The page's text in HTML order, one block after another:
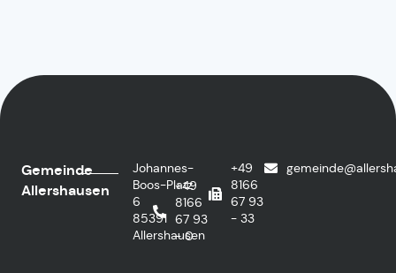
Gemeinde
Allershausen
Johannes-
Boos-Platz
6
85391
Allershausen
+49
8166
67 93
- 0
+49
8166
67 93
- 33